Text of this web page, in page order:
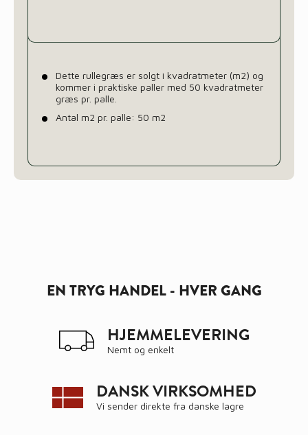
Dette rullegræs er solgt i kvadratmeter (m2) og
kommer i praktiske paller med 50 kvadratmeter
græs pr. palle.
Antal m2 pr. palle: 50 m2
EN TRYG HANDEL - HVER GANG
HJEMMELEVERING
Nemt og enkelt
DANSK VIRKSOMHED
Vi sender direkte fra danske lagre